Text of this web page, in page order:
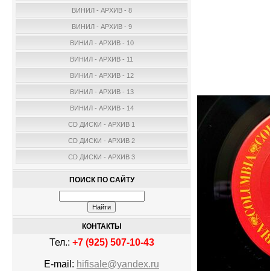
ВИНИЛ - АРХИВ - 8
ВИНИЛ - АРХИВ - 9
ВИНИЛ - АРХИВ - 10
ВИНИЛ - АРХИВ - 11
ВИНИЛ - АРХИВ - 12
ВИНИЛ - АРХИВ - 13
ВИНИЛ - АРХИВ - 14
CD ДИСКИ - АРХИВ 1
CD ДИСКИ - АРХИВ 2
CD ДИСКИ - АРХИВ 3
ПОИСК ПО САЙТУ
КОНТАКТЫ
Тел.: +7 (925) 507-10-43
E-mail: hifisale@yandex.ru